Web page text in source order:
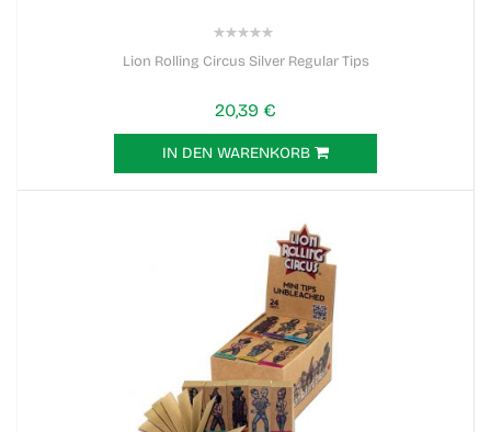
Lion Rolling Circus Silver Regular Tips
20,39 €
IN DEN WARENKORB